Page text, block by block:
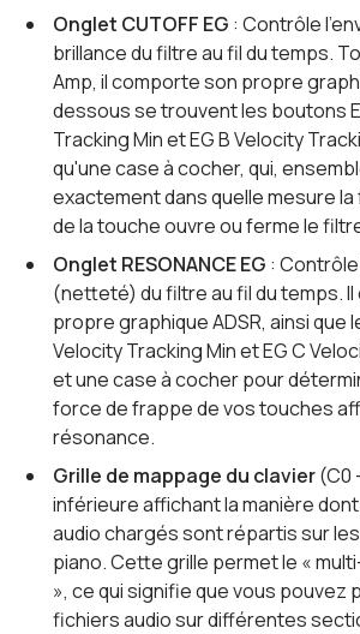
Onglet CUTOFF EG : Contrôle
brillance du filtre au fil du temps.
Amp, il comporte son propre
dessous se trouvent les boutons
Tracking Min et EG B Velocity
qu'une case à cocher, qui,
exactement dans quelle mesure
de la touche ouvre ou ferme le
Onglet RESONANCE EG :
(netteté) du filtre au fil du temps.
propre graphique ADSR, ainsi que
Velocity Tracking Min et EG C
et une case à cocher pour
force de frappe de vos touches
résonance.
Grille de mappage du clavier(C0
inférieure affichant la manière
audio chargés sont répartis sur
piano. Cette grille permet le «
», ce qui signifie que vous pouvez
fichiers audio sur différentes